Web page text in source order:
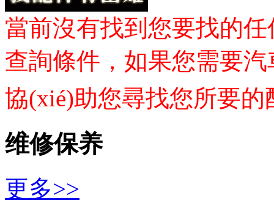
當前沒有找到您要找的
查詢條件，如果您需要
協(xié)助您尋找您所要的配件
维修保养
更多>>